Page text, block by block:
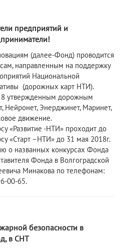
предприятий и
(далее-Фонд) проводится
направленным на поддержку
Национальной
(дорожных карт НТИ).
8 утвержденным дорожным
Нейронет, Энерджинет, Маринет,
движение.
«Развитие -НТИ» проходит до
«Старт –НТИ» до 31 мая 2018г.
о названных конкурсах Фонда
Фонда в Волгоградской
Минакова по телефонам:
00-65.
безопасности в
в СНТ